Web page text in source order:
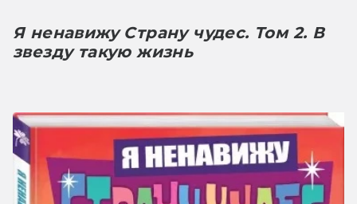
Я ненавижу Страну чудес. Том 2. В
звезду такую жизнь